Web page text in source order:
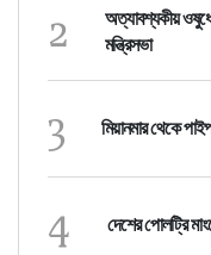
2
অত্যাবশ্যকীয়
মন্ত্রিসভা
3 মিয়ানমার থেকে
4 দেশের পোলট্রি